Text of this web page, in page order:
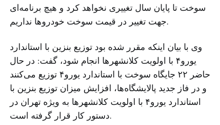
سوخت تا پایان سال تغییری نخواهد کرد و هیچ برنامه‌ای
جهت تغییر در قیمت سوخت خودروها نداریم.
وی با بیان اینکه مقرر شده بود توزیع بنزین با استاندارد
یورو۴ با اولویت کلانشهرها انجام شود، گفت: در حال
حاضر ۲۲ جایگاه سوخت با استاندارد یورو۴ توزیع می‌کنند
و در فاز جدید پالایشگاه‌ها، افزایش میزان توزیع بنزین با
استاندارد یورو۴ با اولویت کلانشهرها به ویژه تهران در
دستور کار قرار گرفته است.